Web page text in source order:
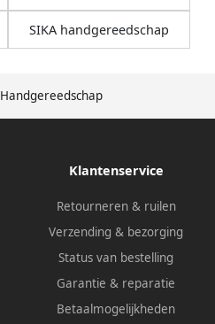
Handgereedschap
SIKA handgereedschap
Klantenservice
Retourneren & ruilen
Verzending & bezorging
Status van bestelling
Garantie & reparatie
Betaalmogelijkheden